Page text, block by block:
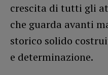
crescita di tutti gli
che guarda avanti
storico solido
e determinazione.